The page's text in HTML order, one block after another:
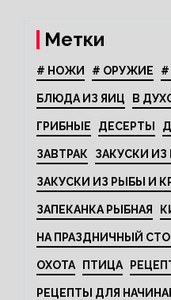
Метки
# НОЖИ # ОРУЖИЕ #
БЛЮДА ИЗ ЯИЦ В
ГРИБНЫЕ ДЕСЕРТЫ
ЗАВТРАК ЗАКУСКИ
ЗАКУСКИ ИЗ РЫБЫ И
ЗАПЕКАНКА РЫБНАЯ
НА ПРАЗДНИЧНЫЙ
ОХОТА ПТИЦА
РЕЦЕПТЫ ДЛЯ